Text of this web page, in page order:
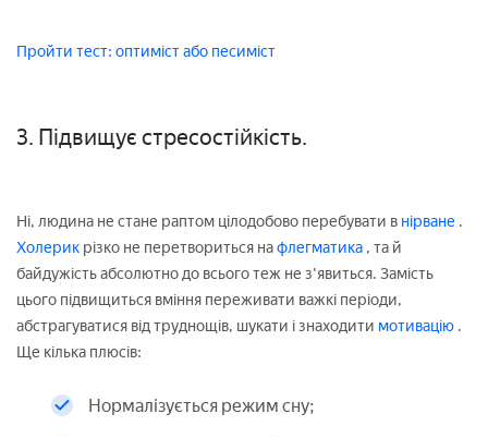
Пройти тест: оптиміст або песиміст
3. Підвищує стресостійкість.
Ні, людина не стане раптом цілодобово перебувати в нірване .
Холерик різко не перетвориться нафлегматика , та й
байдужість абсолютно до всього теж не з'явиться. Замість
цього підвищиться вміння переживати важкі періоди,
абстрагуватися від труднощів, шукати і знаходити мотивацію .
Ще кілька плюсів:
Нормалізується режим сну;